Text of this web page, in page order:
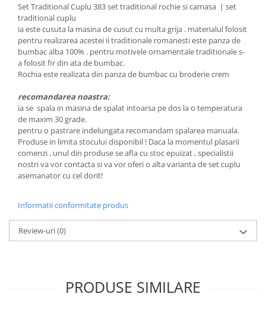
Set Traditional Cuplu 383 set traditional rochie si camasa | set
traditional cuplu
ia este cusuta la masina de cusut cu multa grija . materialul folosit
pentru realizarea acestei ii traditionale romanesti este panza de
bumbac alba 100% . pentru motivele ornamentale traditionale s-
a folosit fir din ata de bumbac.
Rochia este realizata din panza de bumbac cu broderie crem
recomandarea noastra:
ia se spala in masina de spalat intoarsa pe dos la o temperatura
de maxim 30 grade.
pentru o pastrare indelungata recomandam spalarea manuala.
Produse in limita stocului disponibil ! Daca la momentul plasarii
comenzi , unul din produse se afla cu stoc epuizat , specialistii
nostri va vor contacta si va vor oferi o alta varianta de set cuplu
asemanator cu cel dorit!
Informatii conformitate produs
Review-uri(0)
PRODUSE SIMILARE